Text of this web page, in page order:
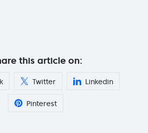
this article on:
Twitter Linkedin
Pinterest